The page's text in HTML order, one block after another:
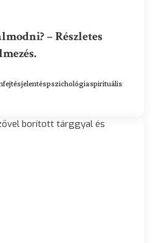
– Részletes
jelentéspszichológiaspirituális